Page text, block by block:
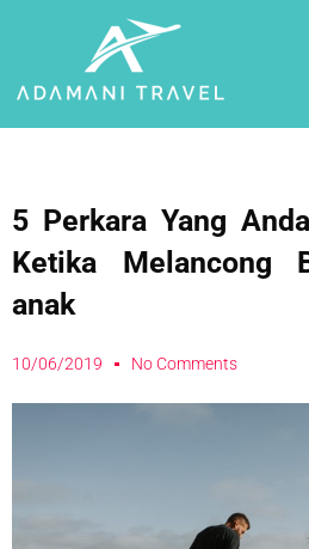
5 Perkara Yang
Ketika Melancong
anak
10/06/2019 No Comments